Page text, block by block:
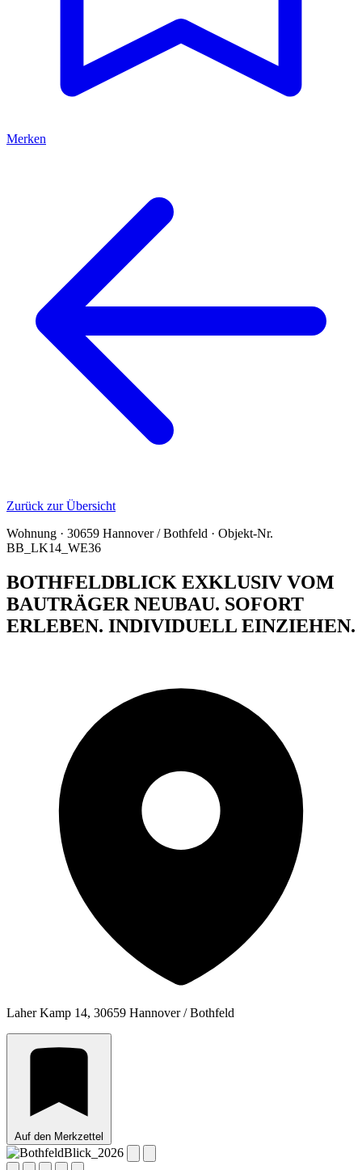
Merken
Zurück zur Übersicht
Wohnung · 30659 Hannover / Bothfeld · Objekt-Nr.
BB_LK14_WE36
BOTHFELDBLICK EXKLUSIV VOM
BAUTRÄGER NEUBAU. SOFORT
ERLEBEN. INDIVIDUELL EINZIEHEN.
Laher Kamp 14, 30659 Hannover / Bothfeld
Auf den Merkzettel